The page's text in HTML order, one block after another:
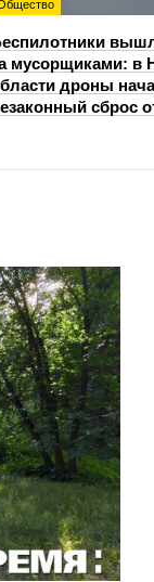
мусорщиками: в
дроны
сброс